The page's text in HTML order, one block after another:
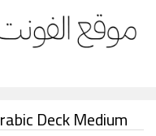
Deck Medium